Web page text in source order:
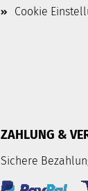
Cookie
ZAHLUNG &
Sichere